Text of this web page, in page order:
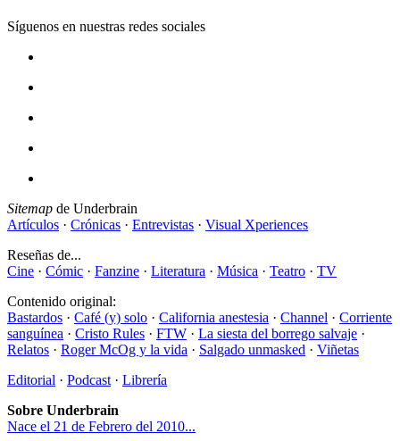
Síguenos en nuestras redes sociales
Sitemap de Underbrain
Artículos · Crónicas · Entrevistas · Visual Xperiences
Reseñas de...
Cine · Cómic · Fanzine · Literatura · Música · Teatro · TV
Contenido original:
Bastardos · Café (y) solo · California anestesia · Channel · Corriente
sanguínea · Cristo Rules · FTW · La siesta del borrego salvaje ·
Relatos · Roger McOg y la vida · Salgado unmasked · Viñetas
Editorial · Podcast · Librería
Sobre Underbrain
Nace el 21 de Febrero del 2010...